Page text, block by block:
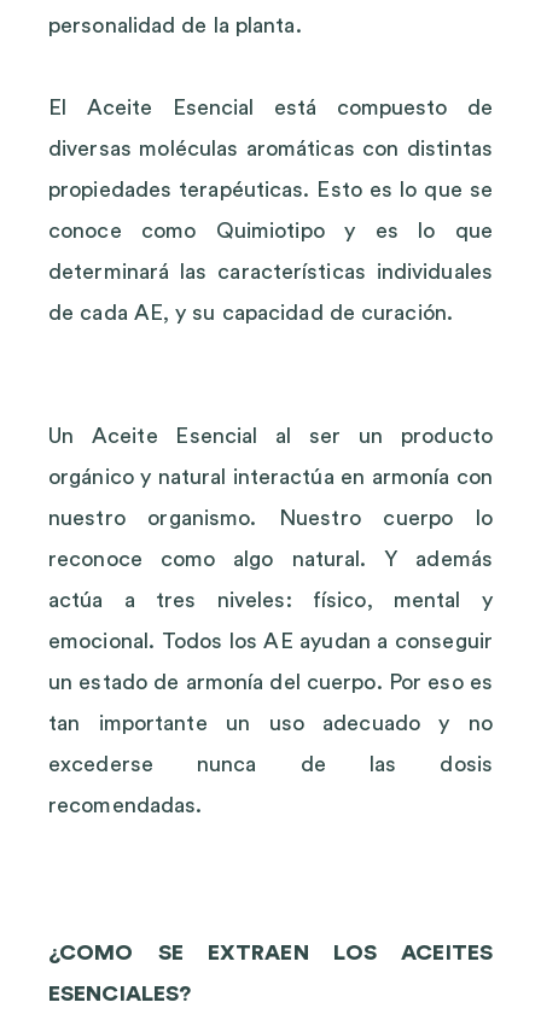
personalidad de la planta.
El Aceite Esencial está compuesto de
diversas moléculas aromáticas con distintas
propiedades terapéuticas. Esto es lo que se
conoce como Quimiotipo y es lo que
determinará las características individuales
de cada AE, y su capacidad de curación.
Un Aceite Esencial al ser un producto
orgánico y natural interactúa en armonía con
nuestro organismo. Nuestro cuerpo lo
reconoce como algo natural. Y además
actúa a tres niveles: físico, mental y
emocional. Todos los AE ayudan a conseguir
un estado de armonía del cuerpo. Por eso es
tan importante un uso adecuado y no
excederse nunca de las dosis
recomendadas.
¿COMO SE EXTRAEN LOS ACEITES
ESENCIALES?